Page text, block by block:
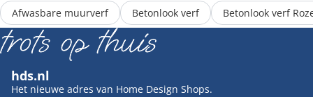
Afwasbare muurverf
Betonlook verf Betonlook verf
hds.nl
Het nieuwe adres van Home Design Shops.